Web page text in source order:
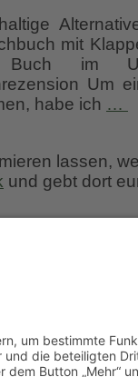
mit
im
Um
habe ich …
lassen,
und gebt dort
– ist es
2017